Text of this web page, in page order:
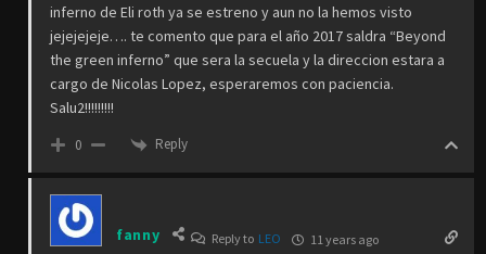
inferno de Eli roth ya se estreno y aun no la hemos visto
jejejejeje…. te comento que para el año 2017 saldra “Beyond
the green inferno” que sera la secuela y la direccion estara a
cargo de Nicolas Lopez, esperaremos con paciencia.
Salu2!!!!!!!!!
0 Reply
fanny Reply to LEO 11 years ago